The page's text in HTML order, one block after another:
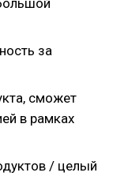
за
сможет
в рамках
/ целый